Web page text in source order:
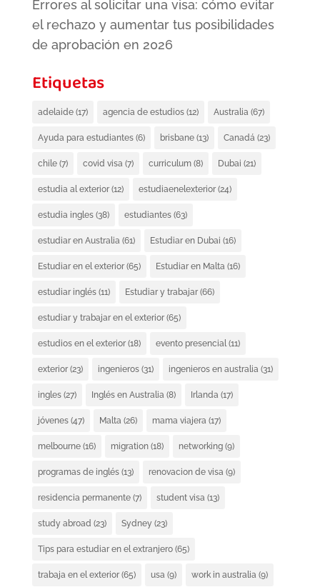
Errores al solicitar una visa: cómo evitar
el rechazo y aumentar tus posibilidades
de aprobación en 2026
Etiquetas
adelaide(17) agencia de estudios(12) Australia (67)
Ayuda para estudiantes(6) brisbane(13) Canadá (23)
chile(7) covid visa (7) curriculum(8) Dubai (21)
estudia al exterior(12) estudiaenelexterior(24)
estudia ingles(38) estudiantes(63)
estudiar en Australia (61) Estudiar en Dubai (16)
Estudiar en el exterior(65) Estudiar en Malta (16)
estudiar inglés(11) Estudiar y trabajar(66)
estudiar y trabajar en el exterior(65)
estudios en el exterior(18) evento presencial(11)
exterior(23) ingenieros(31) ingenieros en australia (31)
ingles(27) Inglés en Australia (8) Irlanda (17)
jóvenes(47) Malta (26) mama viajera (17)
melbourne(16) migration(18) networking(9)
programas de inglés(13) renovacion de visa (9)
residencia permanente(7) student visa (13)
study abroad (23) Sydney (23)
Tips para estudiar en el extranjero(65)
trabaja en el exterior(65) usa (9) work in australia (9)